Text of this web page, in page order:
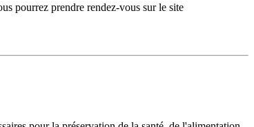
pourrez prendre rendez-vous sur le site